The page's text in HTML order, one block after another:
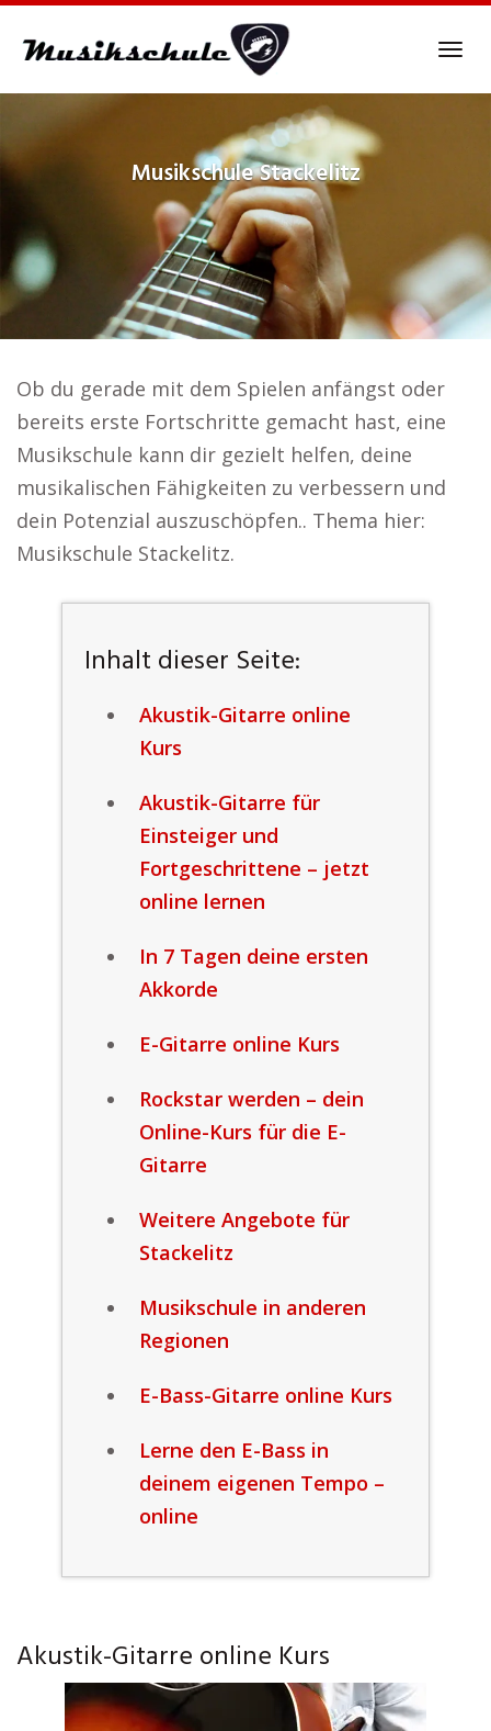
MusikschuleStackelitz
Ob du gerade mit dem Spielen anfängst oder
bereits erste Fortschritte gemacht hast, eine
Musikschule kann dir gezielt helfen, deine
musikalischen Fähigkeiten zu verbessern und
dein Potenzial auszuschöpfen.. Thema hier:
Musikschule Stackelitz.
Inhalt dieser Seite:
Akustik-Gitarre online
Kurs
Akustik-Gitarre für
Einsteiger und
Fortgeschrittene – jetzt
online lernen
In 7 Tagen deine ersten
Akkorde
E-Gitarre online Kurs
Rockstar werden – dein
Online-Kurs für die E-
Gitarre
Weitere Angebote für
Stackelitz
Musikschule in anderen
Regionen
E-Bass-Gitarre online Kurs
Lerne den E-Bass in
deinem eigenen Tempo –
online
Akustik-Gitarre online Kurs